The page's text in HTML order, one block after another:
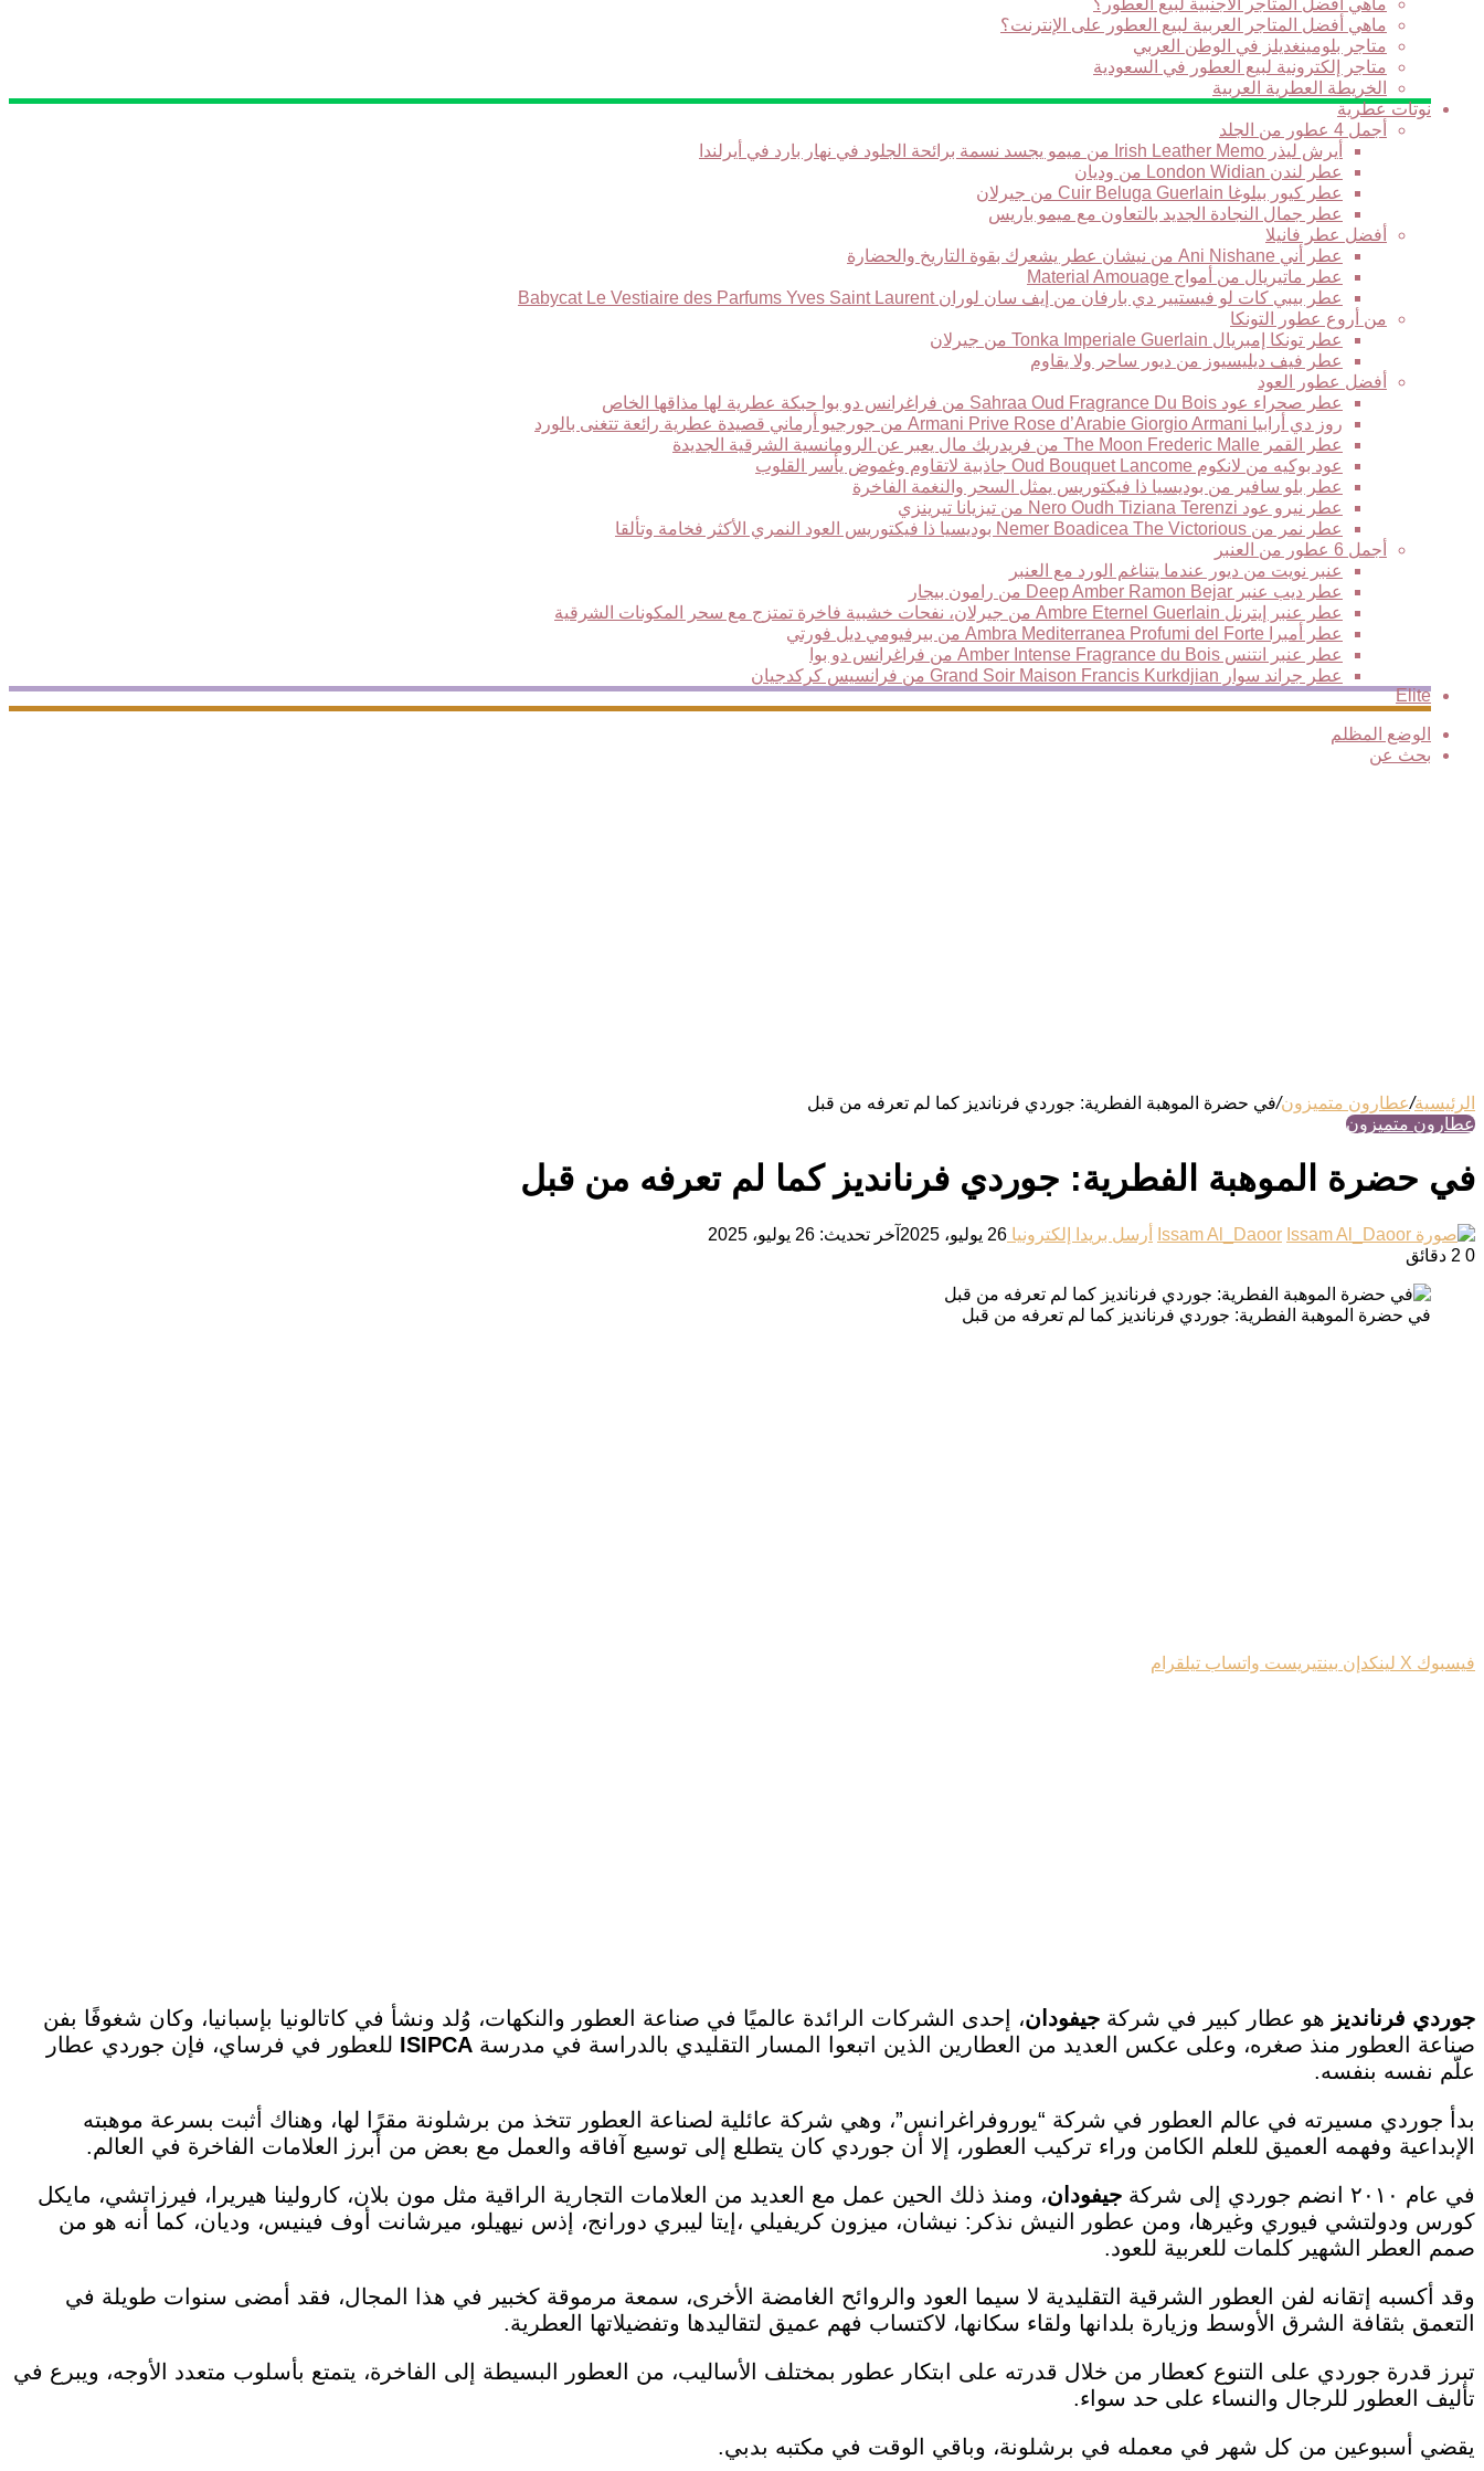
ماهي أفضل المتاجر الأجنبية لبيع العطور؟
ماهي أفضل المتاجر العربية لبيع العطور على الإنترنت؟
متاجر بلومينغديلز في الوطن العربي
متاجر إلكترونية لبيع العطور في السعودية
الخريطة العطرية العربية
نوتات عطرية
أجمل 4 عطور من الجلد
أيرش ليذر Irish Leather Memo من ميمو يجسد نسمة برائحة الجلود في نهار بارد في أيرلندا
عطر لندن London Widian من وديان
عطر كيور بيلوغا Cuir Beluga Guerlain من جيرلان
عطر جمال النجادة الجديد بالتعاون مع ميمو باريس
أفضل عطر فانيلا
عطر أني Ani Nishane من نيشان عطر يشعرك بقوة التاريخ والحضارة
عطر ماتيريال من أمواج Material Amouage
عطر بيبي كات لو فيستيير دي بارفان من إيف سان لوران Babycat Le Vestiaire des Parfums Yves Saint Laurent
من أروع عطور التونكا
عطر تونكا إمبريال Tonka Imperiale Guerlain من جيرلان
عطر فيف ديليسيوز من ديور ساحر ولا يقاوم
أفضل عطور العود
عطر صحراء عود Sahraa Oud Fragrance Du Bois من فراغرانس دو بوا حبكة عطرية لها مذاقها الخاص
روز دي أرابيا Armani Prive Rose d’Arabie Giorgio Armani من جورجيو أرماني قصيدة عطرية رائعة تتغنى بالورد
عطر القمر The Moon Frederic Malle من فريدريك مال يعبر عن الرومانسية الشرقية الجديدة
عود بوكيه من لانكوم Oud Bouquet Lancome جاذبية لاتقاوم وغموض يأسر القلوب
عطر بلو سافير من بوديسيا ذا فيكتوريس يمثل السحر والنغمة الفاخرة
عطر نيرو عود Nero Oudh Tiziana Terenzi من تيزيانا تيرينزي
عطر نمر من Nemer Boadicea The Victorious بوديسيا ذا فيكتوريس العود النمري الأكثر فخامة وتألقا
أجمل 6 عطور من العنبر
عنبر نويت من ديور عندما يتناغم الورد مع العنبر
عطر ديب عنبر Deep Amber Ramon Bejar من رامون بيجار
عطر عنبر إيترنل Ambre Eternel Guerlain من جيرلان، نفحات خشبية فاخرة تمتزج مع سحر المكونات الشرقية
عطر أمبرا Ambra Mediterranea Profumi del Forte من بيرفيومي ديل فورتي
عطر عنبر انتنس Amber Intense Fragrance du Bois من فراغرانس دو بوا
عطر جراند سوار Grand Soir Maison Francis Kurkdjian من فرانسيس كركدجيان
Elite
الوضع المظلم
بحث عن
الرئيسية/عطارون متميزون/في حضرة الموهبة الفطرية: جوردي فرنانديز كما لم تعرفه من قبل
عطارون متميزون
في حضرة الموهبة الفطرية: جوردي فرنانديز كما لم تعرفه من قبل
Issam Al_Daoor أرسل بريدا إلكترونيا 26 يوليو، 2025
آخر تحديث: 26 يوليو، 2025
0
في حضرة الموهبة الفطرية: جوردي فرنانديز كما لم تعرفه من قبل
فيسبوك ‫X لينكدإن بينتيريست واتساب تيلقرام
جوردي فرنانديز هو عطار كبير في شركة جيفودان، إحدى الشركات الرائدة عالميًا في صناعة العطور والنكهات، وُلد ونشأ في كاتالونيا بإسبانيا، وكان شغوفًا بفن
صناعة العطور منذ صغره، وعلى عكس العديد من العطارين الذين اتبعوا المسار التقليدي بالدراسة في مدرسة ISIPCA للعطور في فرساي، فإن جوردي عطار
علّم نفسه بنفسه.
بدأ جوردي مسيرته في عالم العطور في شركة “يوروفراغرانس”، وهي شركة عائلية لصناعة العطور تتخذ من برشلونة مقرًا لها، وهناك أثبت بسرعة موهبته
الإبداعية وفهمه العميق للعلم الكامن وراء تركيب العطور، إلا أن جوردي كان يتطلع إلى توسيع آفاقه والعمل مع بعض من أبرز العلامات الفاخرة في العالم.
في عام ٢٠١٠ انضم جوردي إلى شركة
جيفودان، ومنذ ذلك الحين عمل مع العديد من العلامات التجارية الراقية مثل مون بلان، كارولينا هيريرا، فيرزاتشي، مايكل
كورس ودولتشي فيوري وغيرها، ومن عطور النيش نذكر: نيشان، ميزون كريفيلي ،إيتا ليبري دورانج، إذس نيهيلو، ميرشانت أوف فينيس، وديان، كما أنه هو من
صمم العطر الشهير كلمات للعربية للعود.
وقد أكسبه إتقانه لفن العطور الشرقية التقليدية لا سيما العود والروائح الغامضة الأخرى، سمعة مرموقة كخبير في هذا المجال، فقد أمضى سنوات طويلة في
التعمق بثقافة الشرق الأوسط وزيارة بلدانها ولقاء سكانها، لاكتساب فهم عميق لتقاليدها وتفضيلاتها العطرية.
تبرز قدرة جوردي على التنوع كعطار من خلال قدرته على ابتكار عطور بمختلف الأساليب، من العطور البسيطة إلى الفاخرة، يتمتع بأسلوب متعدد الأوجه، ويبرع في
تأليف العطور للرجال والنساء على حد سواء.
يقضي أسبوعين من كل شهر في معمله في برشلونة، وباقي الوقت في مكتبه بدبي.